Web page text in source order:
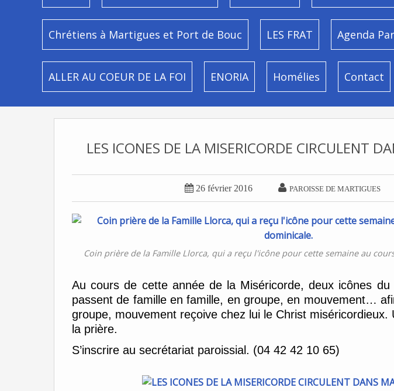
Chrétiens à Martigues et Port de Bouc LES FRAT Agenda
ALLER AU COEUR DE LA FOI ENORIA Homélies Contact
LES ICONES DE LA MISERICORDE CIRCULENT
 26 février 2016  PAROISSE DE MARTIGUES
Coin prière de la Famille Llorca, qui a reçu l'icône pour cette semaine au
Au cours de cette année de la Miséricorde, deux icônes du
passent de famille en famille, en groupe, en mouvement…
groupe, mouvement reçoive chez lui le Christ miséricordieux.
la prière.
S’inscrire au secrétariat paroissial. (04 42 42 10 65)